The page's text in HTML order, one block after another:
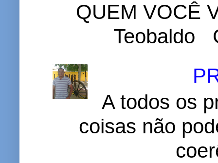
QUEM VOCÊ
Teobaldo
A todos os
coisas não